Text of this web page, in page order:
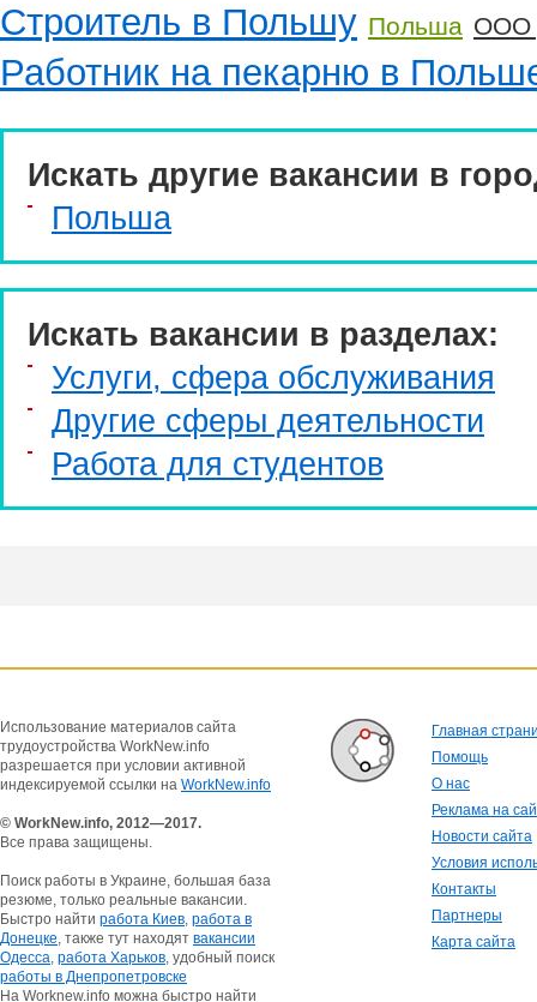
Строитель в Польшу Польша ООО
Работник на пекарню в
Искать другие вакансии в
Польша
Искать вакансии в разделах:
Услуги, cфера обслуживания
Другие сферы деятельности
Работа для студентов
Использование материалов сайта
трудоустройства WorkNew.info
разрешается при условии активной
индексируемой ссылки на WorkNew.info
© WorkNew.info, 2012—2017.
Все права защищены.
Поиск работы в Украине, большая база
резюме, только реальные вакансии.
Быстро найти работа Киев, работа в
Донецке, также тут находят вакансии
Одесса, работа Харьков, удобный поиск
работы в Днепропетровске
На Worknew.info можна быстро найти
Главная
Помощь
О нас
Реклама на
Новости сайта
Условия
Контакты
Партнеры
Карта сайта